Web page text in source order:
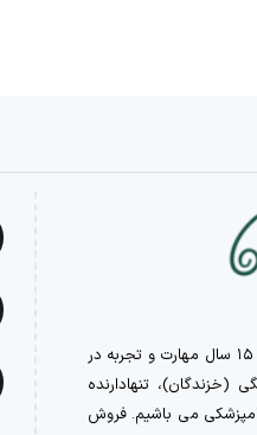
همگام با تکنولوژی روز دنیا و همچنین تکیه بر ۱۵ سال مهارت و تجربه در
تنهادارنده
می باشیم. فروش